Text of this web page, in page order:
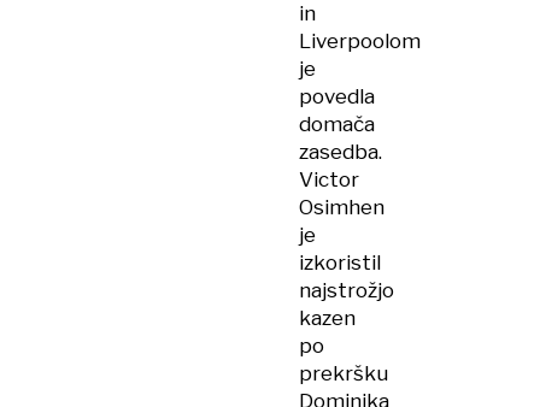
in
Liverpoolom
je
povedla
domača
zasedba.
Victor
Osimhen
je
izkoristil
najstrožjo
kazen
po
prekršku
Dominika